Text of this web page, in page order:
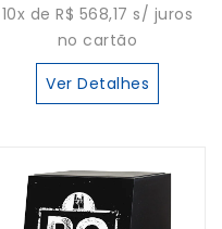
10x de R$ 568,17 s/ juros
no cartão
Ver Detalhes